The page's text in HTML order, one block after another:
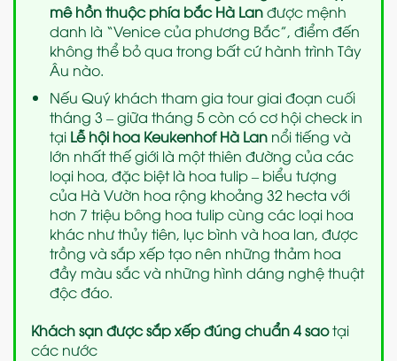
mê hồn thuộc phía bắc Hà Lanđược mệnh
danh là “Venice của phương Bắc”, điểm đến
không thể bỏ qua trong bất cứ hành trình Tây
Âu nào.
Nếu Quý khách tham gia tour giai đoạn cuối
tháng 3 – giữa tháng 5 còn có cơ hội check in
tại Lễ hội hoa Keukenhof Hà Lan nổi tiếng và
lớn nhất thế giới là một thiên đường của các
loại hoa, đặc biệt là hoa tulip – biểu tượng
của Hà Vườn hoa rộng khoảng 32 hecta với
hơn 7 triệu bông hoa tulip cùng các loại hoa
khác như thủy tiên, lục bình và hoa lan, được
trồng và sắp xếp tạo nên những thảm hoa
đầy màu sắc và những hình dáng nghệ thuật
độc đáo.
Khách sạnđược sắp xếp đúng chuẩn 4 saotại
các nước